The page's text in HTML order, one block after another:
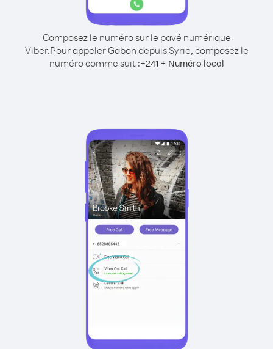
Composez le numéro sur le pavé numérique
Viber.Pour appeler Gabon depuis Syrie, composez le
numéro comme suit :+241+ Numéro local